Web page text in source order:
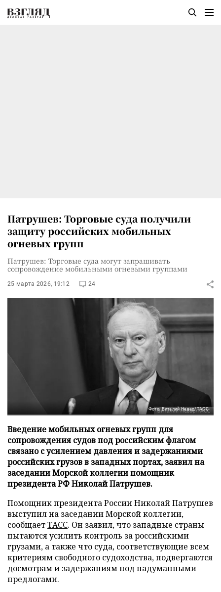
Патрушев: Торговые суда получили
защиту российских мобильных
огневых групп
Патрушев: Торговые суда могут запрашивать
сопровождение мобильными огневыми группами
25 марта 2026, 19:12 24
Фото: Виталий Невар/ТАСС
Введение мобильных огневых групп для
сопровождения судов под российским флагом
связано с усилением давления и задержаниями
российских грузов в западных портах, заявил на
заседании Морской коллегии помощник
президента РФ Николай Патрушев.
Помощник президента России Николай Патрушев
выступил на заседании Морской коллегии,
сообщаетТАСС. Он заявил, что западные страны
пытаются усилить контроль за российскими
грузами, а также что суда, соответствующие всем
критериям свободного судоходства, подвергаются
досмотрам и задержаниям под надуманными
предлогами.